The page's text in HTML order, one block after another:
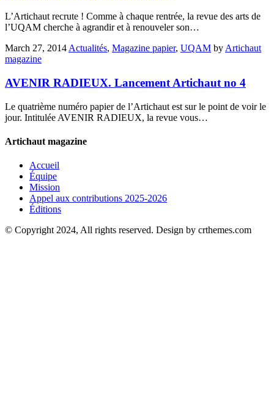
L’Artichaut recrute ! Comme à chaque rentrée, la revue des arts de
l’UQAM cherche à agrandir et à renouveler son…
March 27, 2014 Actualités, Magazine papier, UQAM by Artichaut
magazine
AVENIR RADIEUX. Lancement Artichaut no 4
Le quatrième numéro papier de l’Artichaut est sur le point de voir le
jour. Intitulée AVENIR RADIEUX, la revue vous…
Artichaut magazine
Accueil
Équipe
Mission
Appel aux contributions 2025-2026
Éditions
© Copyright 2024, All rights reserved. Design by crthemes.com